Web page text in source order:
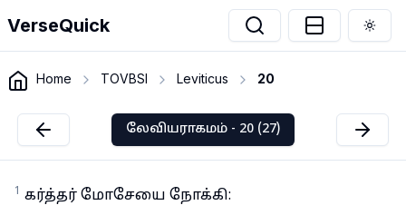
VerseQuick
Home TOVBSI Leviticus 20
லேவியராகமம் - 20 (27)
1 கர்த்தர் மோசேயை நோக்கி: